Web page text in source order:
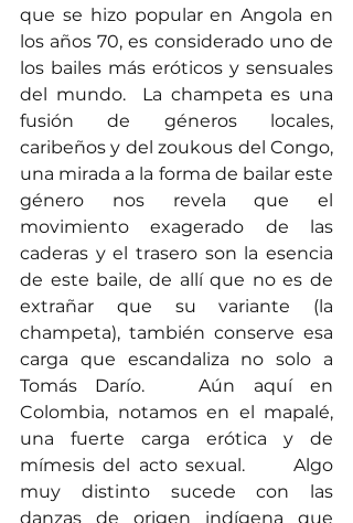
que se hizo popular en Angola en
los años 70, es considerado uno de
los bailes más eróticos y sensuales
del mundo.  La champeta es una
fusión de géneros locales,
caribeños y del zoukous del Congo,
una mirada a la forma de bailar este
género nos revela que el
movimiento exagerado de las
caderas y el trasero son la esencia
de este baile, de allí que no es de
extrañar que su variante (la
champeta), también conserve esa
carga que escandaliza no solo a
Tomás Darío.   Aún aquí en
Colombia, notamos en el mapalé,
una fuerte carga erótica y de
mímesis del acto sexual.      Algo
muy distinto sucede con las
danzas de origen indígena que